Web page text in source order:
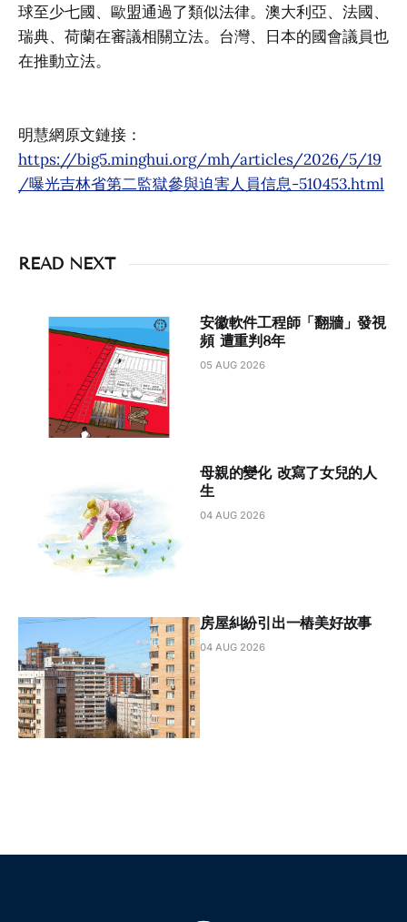
球至少七國、歐盟通過了類似法律。澳大利亞、法國、
瑞典、荷蘭在審議相關立法。台灣、日本的國會議員也
在推動立法。
明慧網原文鏈接：
https://big5.minghui.org/mh/articles/2026/5/19
/曝光吉林省第二監獄參與迫害人員信息-510453.html
READ NEXT
安徽軟件工程師「翻牆」發視
頻 遭重判8年
05 AUG 2026
母親的變化 改寫了女兒的人
生
04 AUG 2026
房屋糾紛引出一樁美好故事
04 AUG 2026